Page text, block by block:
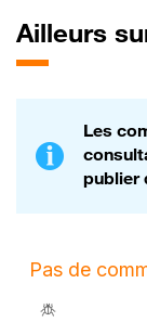
Ailleurs
Les
publier